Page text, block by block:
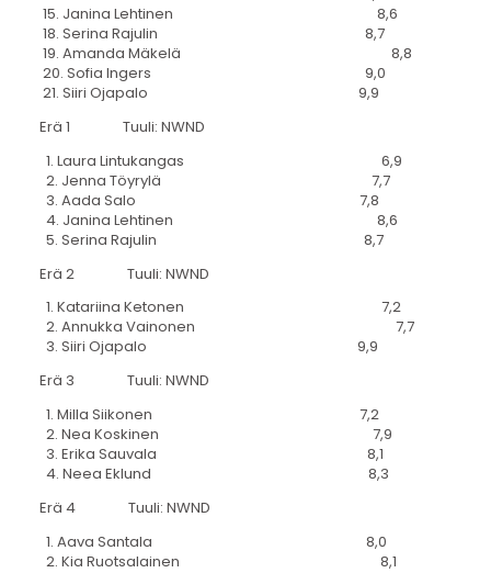
15. Janina Lehtinen 8,6
18. Serina Rajulin 8,7
19. Amanda Mäkelä 8,8
20. Sofia Ingers 9,0
21. Siiri Ojapalo 9,9
Erä 1 Tuuli: NWND
1. Laura Lintukangas 6,9
2. Jenna Töyrylä 7,7
3. Aada Salo 7,8
4. Janina Lehtinen 8,6
5. Serina Rajulin 8,7
Erä 2 Tuuli: NWND
1. Katariina Ketonen 7,2
2. Annukka Vainonen 7,7
3. Siiri Ojapalo 9,9
Erä 3 Tuuli: NWND
1. Milla Siikonen 7,2
2. Nea Koskinen 7,9
3. Erika Sauvala 8,1
4. Neea Eklund 8,3
Erä 4 Tuuli: NWND
1. Aava Santala 8,0
2. Kia Ruotsalainen 8,1